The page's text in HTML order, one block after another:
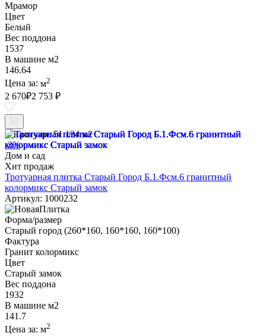
Мрамор
Цвет
Белый
Вес поддона
1537
В машине м2
146.64
Цена за: м2
2 670₽2 753 ₽
В наличии: 51.134 м2
-3%
Дом и сад
Хит продаж
Тротуарная плитка Старый Город Б.1.Фсм.6 гранитный
колормикс Старый замок
Артикул: 1000232
Форма/размер
Старый город (260*160, 160*160, 160*100)
Фактура
Гранит колормикс
Цвет
Старый замок
Вес поддона
1932
В машине м2
141.7
Цена за: м2